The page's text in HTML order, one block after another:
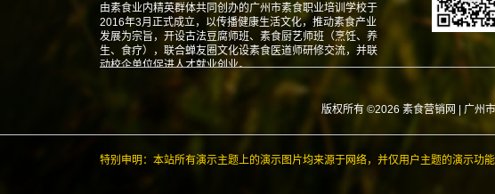
由素食业内精英群体共同创办的广州市素食职业培训学校于
2016年3月正式成立，以传播健康生活文化，推动素食产业
发展为宗旨，开设古法豆腐师班、素食厨艺师班（烹饪、养
生、食疗），联合蝉友圈文化设素食医道师研修交流，并联
动校企单位促进人才就业创业。
版权所有 ©2026 素食营销网 | 广州
特别申明：本站所有演示主题上的演示图片均来源于网络，并仅用户主题的演示功